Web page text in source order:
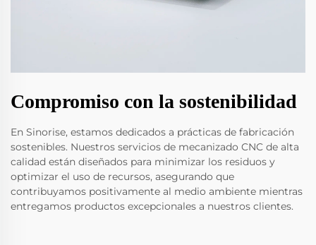
Compromiso con la sostenibilidad
En Sinorise, estamos dedicados a prácticas de fabricación
sostenibles. Nuestros servicios de mecanizado CNC de alta
calidad están diseñados para minimizar los residuos y
optimizar el uso de recursos, asegurando que
contribuyamos positivamente al medio ambiente mientras
entregamos productos excepcionales a nuestros clientes.